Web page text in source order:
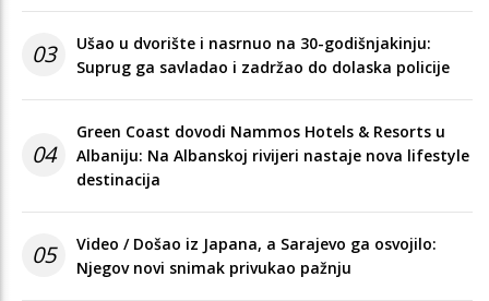
03
Ušao u dvorište i nasrnuo na 30-godišnjakinju:
Suprug ga savladao i zadržao do dolaska policije
04
Green Coast dovodi Nammos Hotels & Resorts u
Albaniju: Na Albanskoj rivijeri nastaje nova lifestyle
destinacija
05
Video / Došao iz Japana, a Sarajevo ga osvojilo:
Njegov novi snimak privukao pažnju